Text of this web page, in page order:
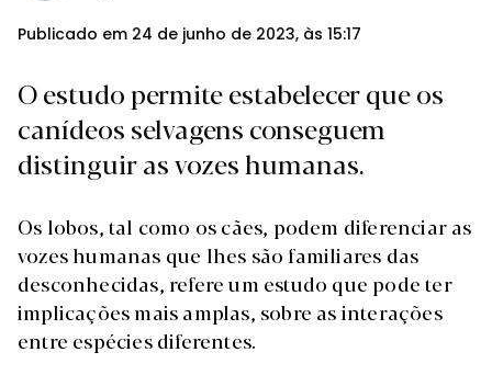
Publicado em 24 de junho de 2023, às 15:17
O estudo permite estabelecer que os
canídeos selvagens conseguem
distinguir as vozes humanas.
Os lobos, tal como os cães, podem diferenciar as
vozes humanas que lhes são familiares das
desconhecidas, refere um estudo que pode ter
implicações mais amplas, sobre as interações
entre espécies diferentes.